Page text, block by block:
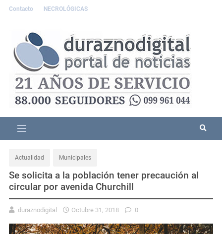
Contacto NECROLÓGICAS
Actualidad Municipales
Se solicita a la población tener precaución al
circular por avenida Churchill
duraznodigital Octubre 31, 2018 0